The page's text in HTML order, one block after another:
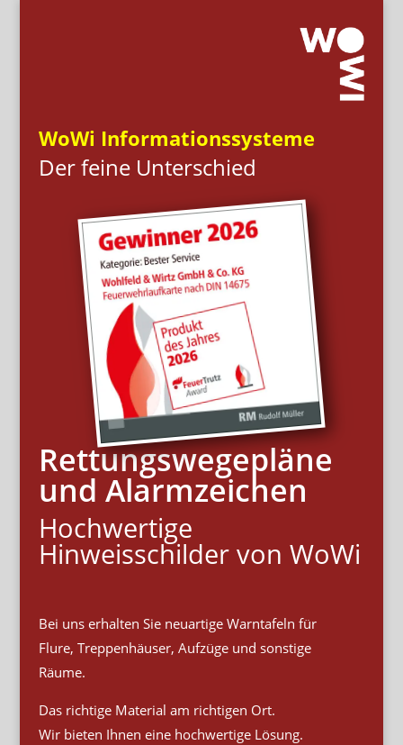
WoWi Informationssysteme
Der feine Unterschied
Rettungswegepläne
und Alarmzeichen
Hochwertige
Hinweisschilder von WoWi
Bei uns erhalten Sie neuartige Warntafeln für
Flure, Treppenhäuser, Aufzüge und sonstige
Räume.
Das richtige Material am richtigen Ort.
Wir bieten Ihnen eine hochwertige Lösung.